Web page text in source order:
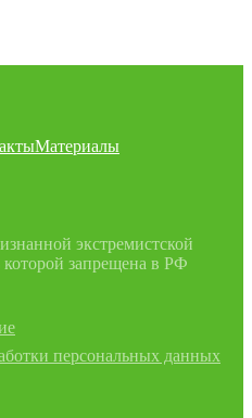
Материалы
экстремистской
которой запрещена в РФ
персональных данных